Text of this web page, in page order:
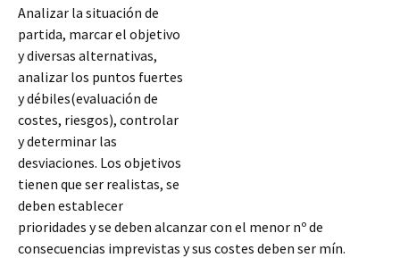
Analizar la situación de
partida, marcar el objetivo
y diversas alternativas,
analizar los puntos fuertes
y débiles(evaluación de
costes, riesgos), controlar
y determinar las
desviaciones. Los objetivos
tienen que ser realistas, se
deben establecer
prioridades y se deben alcanzar con el menor nº de
consecuencias imprevistas y sus costes deben ser mín.